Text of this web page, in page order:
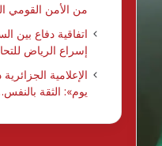
من الأمن القومي
اتفاقية دفاع بين
إسراع الرياض
يوم»: الثقة